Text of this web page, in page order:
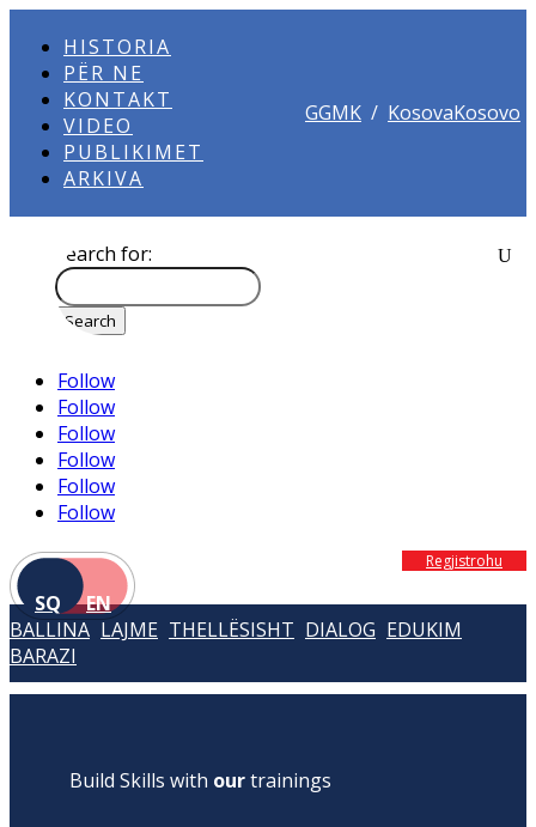
HISTORIA
PËR NE
KONTAKT
VIDEO
PUBLIKIMET
ARKIVA
GGMK / KosovaKosovo
Search for:
Follow
Follow
Follow
Follow
Follow
Follow
SQ EN
Regjistrohu
BALLINA LAJME THELLËSISHT DIALOG EDUKIM
BARAZI
Build Skills with ourtrainings